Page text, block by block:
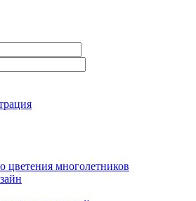
цветения многолетников